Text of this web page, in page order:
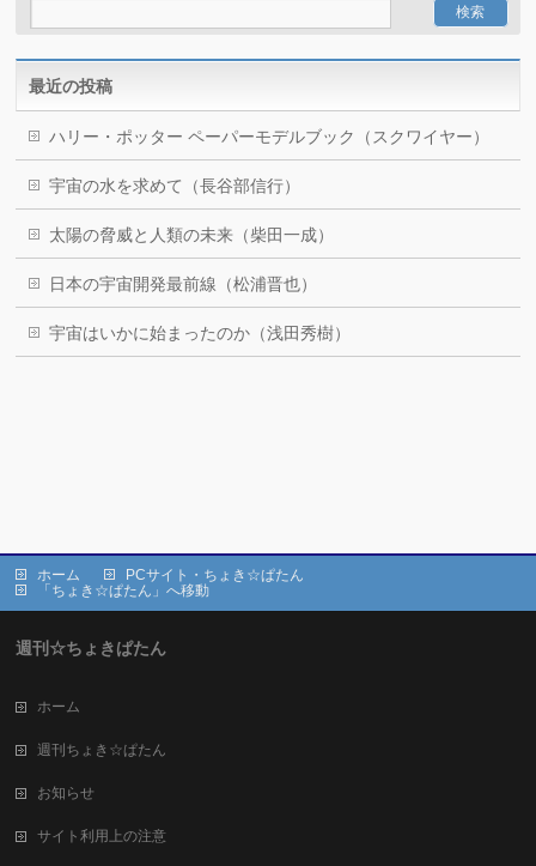
最近の投稿
ハリー・ポッター ペーパーモデルブック（スクワイヤー）
宇宙の水を求めて（長谷部信行）
太陽の脅威と人類の未来（柴田一成）
日本の宇宙開発最前線（松浦晋也）
宇宙はいかに始まったのか（浅田秀樹）
ホーム
PCサイト・ちょき☆ぱたん
「ちょき☆ぱたん」へ移動
週刊☆ちょきぱたん
ホーム
週刊ちょき☆ぱたん
お知らせ
サイト利用上の注意